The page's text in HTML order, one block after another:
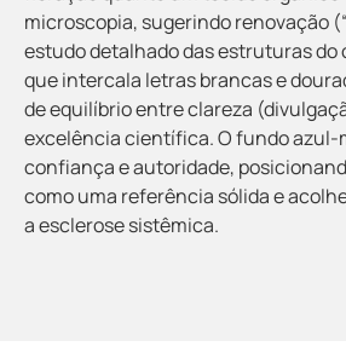
microscopia, sugerindo renovação
estudo detalhado das estruturas do
que intercala letras brancas e
de equilíbrio entre clareza
excelência científica. O fundo
confiança e autoridade,
como uma referência sólida e
a esclerose sistêmica.